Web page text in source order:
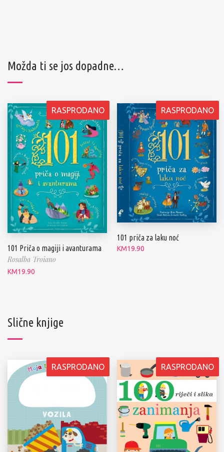
Možda ti se jos dopadne…
RASPRODANO
101 Priča o magiji i avanturama
Rosalba Troiano
KM19.90
RASPRODANO
101 priča za laku noć
KM19.90
Slične knjige
RASPRODANO RASPRODANO